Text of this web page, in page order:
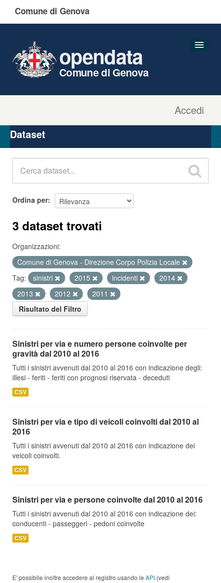
Comune di Genova
Accedi
opendata
Comune di Genova
Organizzazioni
Gruppi
Dataset
Ordina per
3 dataset trovati
Organizzazioni:
Comune di Genova - Direzione Corpo Polizia Locale
Tag:
sinistri 2015 incidenti
2014
2013
2012
2011
Risultato del Filtro
Sinistri per via e numero persone coinvolte per
gravità dal 2010 al 2016
Tutti i sinistri avvenuti dal 2010 al 2016 con indicazione degli:
illesi - feriti - feriti con prognosi riservata - deceduti
CSV
Sinistri per via e tipo di veicoli coinvolti dal 2010 al
2016
Tutti i sinistri avvenuti dal 2010 al 2016 con indicazione dei
veicoli coinvolti.
CSV
Sinistri per via e persone coinvolte dal 2010 al 2016
Tutti i sinistri avvenuti dal 2010 al 2016 con indicazione dei:
conducenti - passeggeri - pedoni coinvolte
CSV
E' possibile inoltre accedere al registro usando le API (vedi